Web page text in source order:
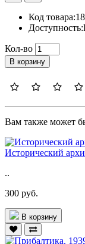
Код
Кол-во
В корзину
Вам также может
Исторический
..
300 руб.
В корзину